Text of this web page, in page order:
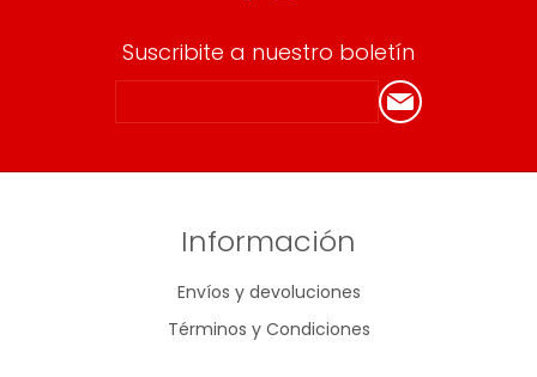
Suscribite a nuestro boletín
Información
Envíos y devoluciones
Términos y Condiciones